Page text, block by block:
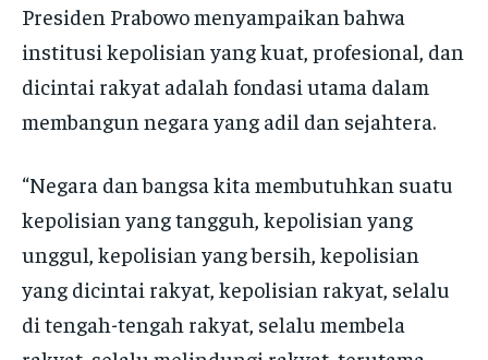
Presiden Prabowo menyampaikan bahwa
institusi kepolisian yang kuat, profesional, dan
dicintai rakyat adalah fondasi utama dalam
membangun negara yang adil dan sejahtera.
“Negara dan bangsa kita membutuhkan suatu
kepolisian yang tangguh, kepolisian yang
unggul, kepolisian yang bersih, kepolisian
yang dicintai rakyat, kepolisian rakyat, selalu
di tengah-tengah rakyat, selalu membela